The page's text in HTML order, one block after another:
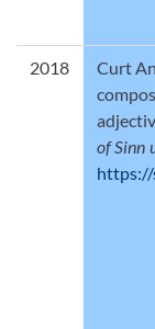
2018
Curt
of Sinn
https://